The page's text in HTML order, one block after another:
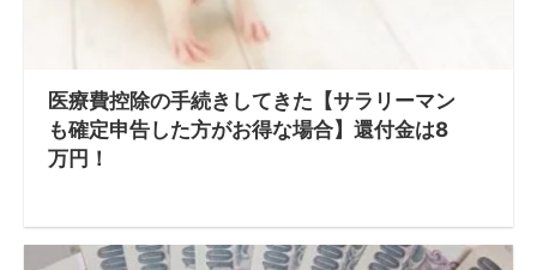
医療費控除の手続きしてきた【サラリーマン
も確定申告した方がお得な場合】還付金は8
万円！